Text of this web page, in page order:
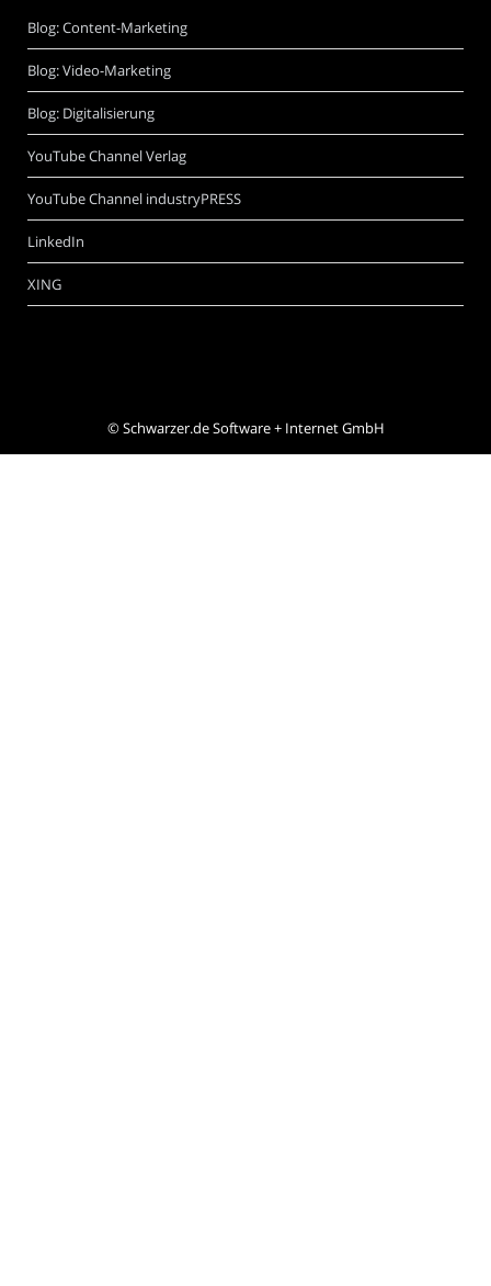
Blog: Content-Marketing
Blog: Video-Marketing
Blog: Digitalisierung
YouTube Channel Verlag
YouTube Channel industryPRESS
LinkedIn
XING
©Schwarzer.de Software + Internet GmbH